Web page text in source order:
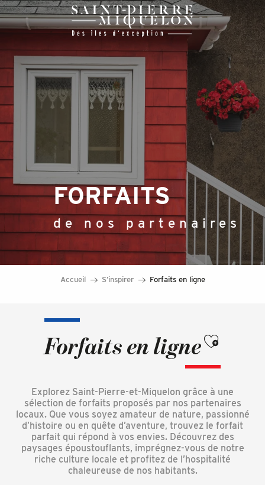
Aller
au
contenu
FORFAITS
de nos partenaires
Accueil S’inspirer Forfaits en ligne
Forfaits en ligne
Ajouter aux
Explorez Saint-Pierre-et-Miquelon grâce à une
sélection de forfaits proposés par nos partenaires
locaux. Que vous soyez amateur de nature, passionné
d’histoire ou en quête d’aventure, trouvez le forfait
parfait qui répond à vos envies. Découvrez des
paysages époustouflants, imprégnez-vous de notre
riche culture locale et profitez de l’hospitalité
chaleureuse de nos habitants.